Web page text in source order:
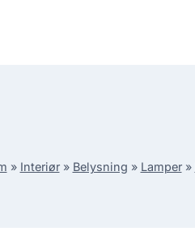
» Interiør» Belysning » Lamper»